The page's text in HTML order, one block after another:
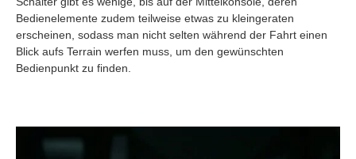
Bedienelemente zudem teilweise etwas zu kleingeraten
erscheinen, sodass man nicht selten während der Fahrt einen
Blick aufs Terrain werfen muss, um den gewünschten
Bedienpunkt zu finden.